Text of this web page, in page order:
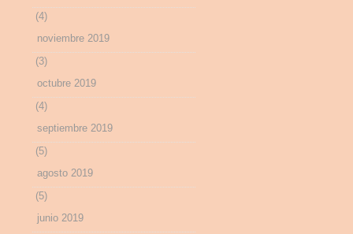
(4)
noviembre 2019
(3)
octubre 2019
(4)
septiembre 2019
(5)
agosto 2019
(5)
junio 2019